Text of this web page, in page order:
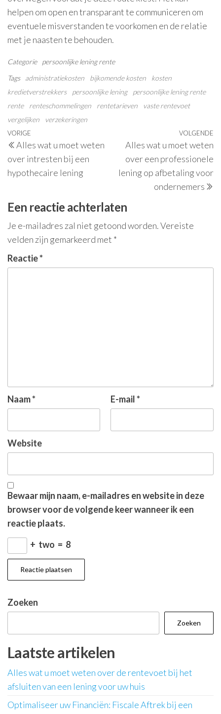
helpen om open en transparant te communiceren om
eventuele misverstanden te voorkomen en de relatie
met je naasten te behouden.
Categorie persoonlijke lening rente
Tags
administratiekosten bijkomende kosten
kosten
kredietverstrekkers
persoonlijke lening
persoonlijke lening rente
rente
renteschommelingen rentetarieven
vaste rentevoet
vergelijken
verzekeringen
Berichtnavigatie
Vorig
bericht
VORIGE
Alles wat u moet weten
over intresten bij een
hypothecaire lening
VOLGENDE
Alles wat u moet weten
over een professionele
lening op afbetaling voor
ondernemers
Een reactie achterlaten
Je e-mailadres zal niet getoond worden.Vereiste
velden zijn gemarkeerd met *
Reactie*
Naam* E-mail*
Website
Bewaar mijn naam, e-mailadres en website in deze
browser voor de volgende keer wanneer ik een
reactie plaats.
+ two = 8
Zoeken
Zoeken
Laatste artikelen
Alles wat u moet weten over de rentevoet bij het
afsluiten van een lening voor uw huis
Optimaliseer uw Financiën: Fiscale Aftrek bij een